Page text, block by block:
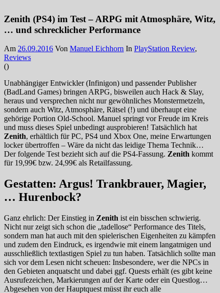
Zenith (PS4) im Test – ARPG mit Atmosphäre, Witz,
… und schrecklicher Performance
Am 26.09.2016 Von Manuel Eichhorn In PlayStation Review,
Reviews
()
Unabhängiger Entwickler (Infinigon) und passender Publisher
(BadLand Games) bringen ARPG, bisweilen auch Hack & Slay,
heraus und versprechen nicht nur gewöhnliches Monstermetzeln,
sondern auch Witz, Atmosphäre, Rätsel (!) und überhaupt eine
gehörige Portion Old-School. Manuel springt vor Freude im Kreis
und muss dieses Spiel unbedingt ausprobieren! Tatsächlich hat
Zenith, erhältlich für PC, PS4 und Xbox One, meine Erwartungen
locker übertroffen – Wäre da nicht das leidige Thema Technik…
Der folgende Test bezieht sich auf die PS4-Fassung. Zenith kommt
für 19,99€ bzw. 24,99€ als Retailfassung.
Gestatten: Argus! Trankbrauer, Magier,
… Hurenbock?
Ganz ehrlich: Der Einstieg in Zenith ist ein bisschen schwierig.
Nicht nur zeigt sich schon die „tadellose“ Performance des Titels,
sondern man hat auch mit den spielerischen Eigenheiten zu kämpfen
und zudem den Eindruck, es irgendwie mit einem langatmigen und
ausschließlich textlastigen Spiel zu tun haben. Tatsächlich sollte man
sich vor dem Lesen nicht scheuen: Insbesondere, wer die NPCs in
den Gebieten anquatscht und dabei ggf. Quests erhält (es gibt keine
Ausrufezeichen, Markierungen auf der Karte oder ein Questlog…
Abgesehen von der Hauptquest müsst ihr euch alle